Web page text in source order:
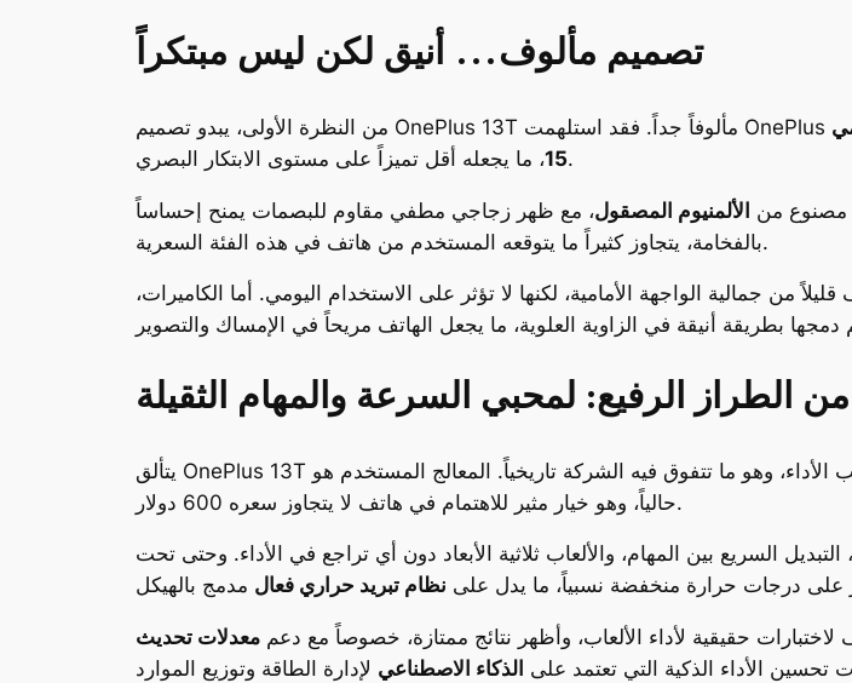
تصميم مألوف… أنيق لكن ليس مبتكراً
15، ما يجعله أقل تميزاً على مستوى الابتكار البصري.
مصنوع من الألمنيوم المصقول، مع ظهر زجاجي مطفي مقاوم للبصمات يمنح إحساساً
بالفخامة، يتجاوز كثيراً ما يتوقعه المستخدم من هاتف في هذه الفئة السعرية.
من جمالية الواجهة الأمامية، لكنها لا تؤثر على الاستخدام اليومي. أما الكاميرات،
من الطراز الرفيع: لمحبي السرعة والمهام الثقيلة
حالياً، وهو خيار مثير للاهتمام في هاتف لا يتجاوز سعره 600 دولار.
السريع بين المهام، والألعاب ثلاثية الأبعاد دون أي تراجع في الأداء. وحتى تحت
على درجات حرارة منخفضة نسبياً، ما يدل على نظام تبريد حراري فعال
حقيقية لأداء الألعاب، وأظهر نتائج ممتازة، خصوصاً مع دعم معدلات تحديث
تحسين الأداء الذكية التي تعتمد على الذكاء الاصطناعي